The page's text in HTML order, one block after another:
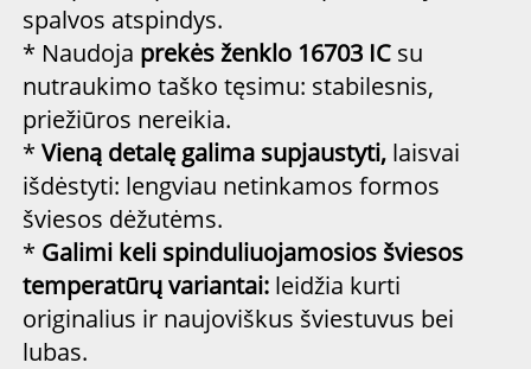
spalvos atspindys.
* Naudoja prekės ženklo 16703 IC su
nutraukimo taško tęsimu: stabilesnis,
priežiūros nereikia.
* Vieną detalę galima supjaustyti, laisvai
išdėstyti: lengviau netinkamos formos
šviesos dėžutėms.
* Galimi keli spinduliuojamosios šviesos
temperatūrų variantai: leidžia kurti
originalius ir naujoviškus šviestuvus bei
lubas.